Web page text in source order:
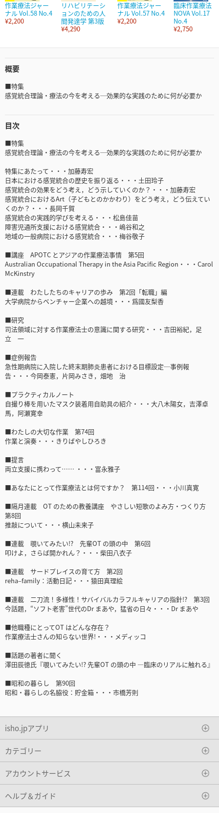
作業療法ジャー
ナル Vol.58 No.4
¥2,200
リハビリテーシ
ョンのための人
間発達学 第3版
¥4,290
作業療法ジャー
ナル Vol.57 No.4
¥2,200
臨床作業療法
NOVA Vol.17
No.4
¥2,750
概要
■特集
感覚統合理論・療法の今を考える─効果的な実践のために何が必要か
目次
■特集
感覚統合理論・療法の今を考える─効果的な実践のために何が必要か
特集にあたって・・・加藤寿宏
日本における感覚統合の歴史を振り返る・・・土田玲子
感覚統合の効果をどう考え，どう示していくのか？・・・加藤寿宏
感覚統合におけるArt（子どもとのかかわり）をどう考え，どう伝えてい
くのか？・・・長岡千賀
感覚統合の実践的学びを考える・・・松島佳苗
障害児通所支援における感覚統合・・・嶋谷和之
地域の一般病院における感覚統合・・・梅谷敬子
■講座 APOTC とアジアの作業療法事情 第5回
Australian Occupational Therapy in the Asia Pacific Region・・・Carol
McKinstry
■連載 わたしたちのキャリアの歩み 第2回「転職」編
大学病院からベンチャー企業への越境・・・爲國友梨香
■研究
司法領域に対する作業療法士の意識に関する研究・・・吉田裕紀，足
立 一
■症例報告
急性期病院に入院した終末期肺炎患者における目標設定─事例報
告・・・今岡泰憲，片岡みさき，畑地 治
■プラクティカルノート
自撮り棒を用いたマスク装着用自助具の紹介・・・大八木陽女，吉澤卓
馬，阿瀬寛幸
■わたしの大切な作業 第74回
作業と演奏・・・きりばやしひろき
■提言
両立支援に携わって…… ・・・富永雅子
■あなたにとって作業療法とは何ですか？ 第114回・・・小川真寛
■隔月連載 OT のための教養講座 やさしい短歌のよみ方・つくり方
第8回
推敲について・・・横山未来子
■連載 覗いてみたい!? 先輩OT の頭の中 第6回
叩けよ，さらば開かれん？・・・柴田八衣子
■連載 サードプレイスの育て方 第2回
reha‒family：活動日記・・・猿田真理絵
■連載 二刀流！多様性！サバイバルカラフルキャリアの指針!? 第3回
今話題，“ソフト老害”世代のDr まあや，猛省の日々・・・Dr まあや
■他職種にとってOT はどんな存在？
作業療法士さんの知らない世界!・・・メディッコ
■話題の著者に聞く
澤田辰徳氏『覗いてみたい!? 先輩OT の頭の中 ―臨床のリアルに触れる』
■昭和の暮らし 第90回
昭和・暮らしの名脇役：貯金箱・・・市橋芳則
isho.jpアプリ
カテゴリー
アカウントサービス
ヘルプ＆ガイド